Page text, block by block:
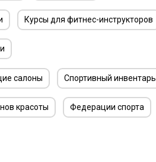
Курсы для фитнес-инструкторов
салоны Спортивный инвентарь
красоты Федерации спорта